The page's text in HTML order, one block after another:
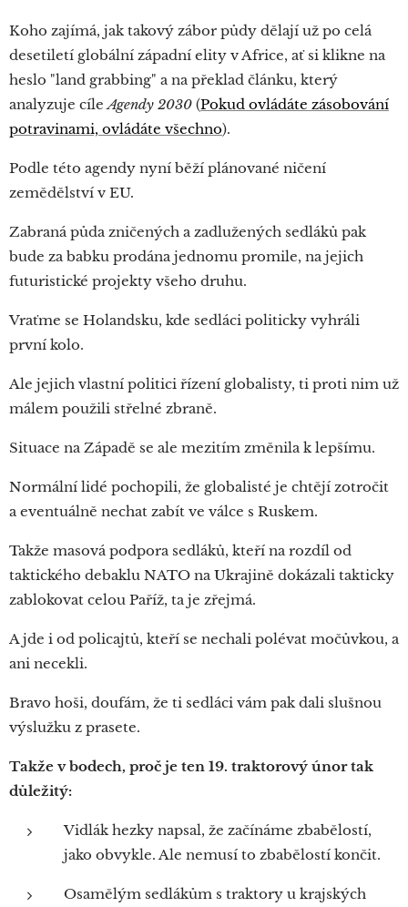
Koho zajímá, jak takový zábor půdy dělají už po celá
desetiletí globální západní elity v Africe, ať si klikne na
heslo "land grabbing" a na překlad článku, který
analyzuje cíleAgendy 2030 (Pokud ovládáte zásobování
potravinami, ovládáte všechno).
Podle této agendy nyní běží plánované ničení
zemědělství v EU.
Zabraná půda zničených a zadlužených sedláků pak
bude za babku prodána jednomu promile, na jejich
futuristické projekty všeho druhu.
Vraťme se Holandsku, kde sedláci politicky vyhráli
první kolo.
Ale jejich vlastní politici řízení globalisty, ti proti nim už
málem použili střelné zbraně.
Situace na Západě se ale mezitím změnila k lepšímu.
Normální lidé pochopili, že globalisté je chtějí zotročit
a eventuálně nechat zabít ve válce s Ruskem.
Takže masová podpora sedláků, kteří na rozdíl od
taktického debaklu NATO na Ukrajině dokázali takticky
zablokovat celou Paříž, ta je zřejmá.
A jde i od policajtů, kteří se nechali polévat močůvkou, a
ani necekli.
Bravo hoši, doufám, že ti sedláci vám pak dali slušnou
výslužku z prasete.
Takže v bodech, proč je ten 19. traktorový únor tak
důležitý:
Vidlák hezky napsal, že začínáme zbabělostí,
jako obvykle. Ale nemusí to zbabělostí končit.
Osamělým sedlákům s traktory u krajských